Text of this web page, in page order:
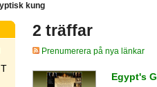
kung
T
2 träffar
Prenumerera på nya länkar
Egypt's